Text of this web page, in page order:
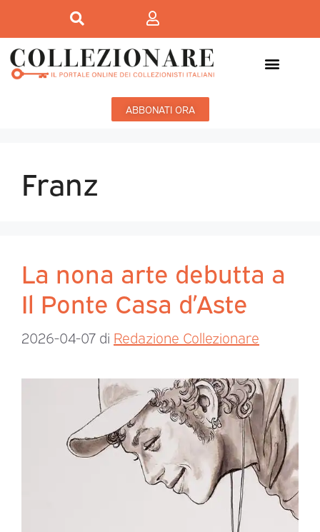
ABBONATI ORA
Franz
La nona arte debutta a
Il Ponte Casa d’Aste
2026-04-07 di Redazione Collezionare